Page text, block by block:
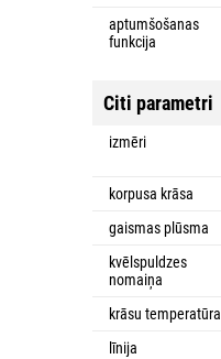
aptumšošanas
funkcija
Citi parametri
izmēri
korpusa krāsa
gaismas plūsma
kvēlspuldzes
nomaiņa
krāsu temperatūra
līnija